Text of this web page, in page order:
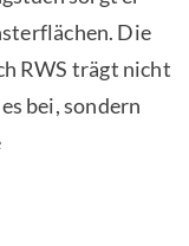
Die
RWS trägt nicht
bei, sondern